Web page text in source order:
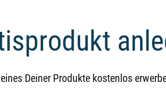
Deiner Produkte kostenlos